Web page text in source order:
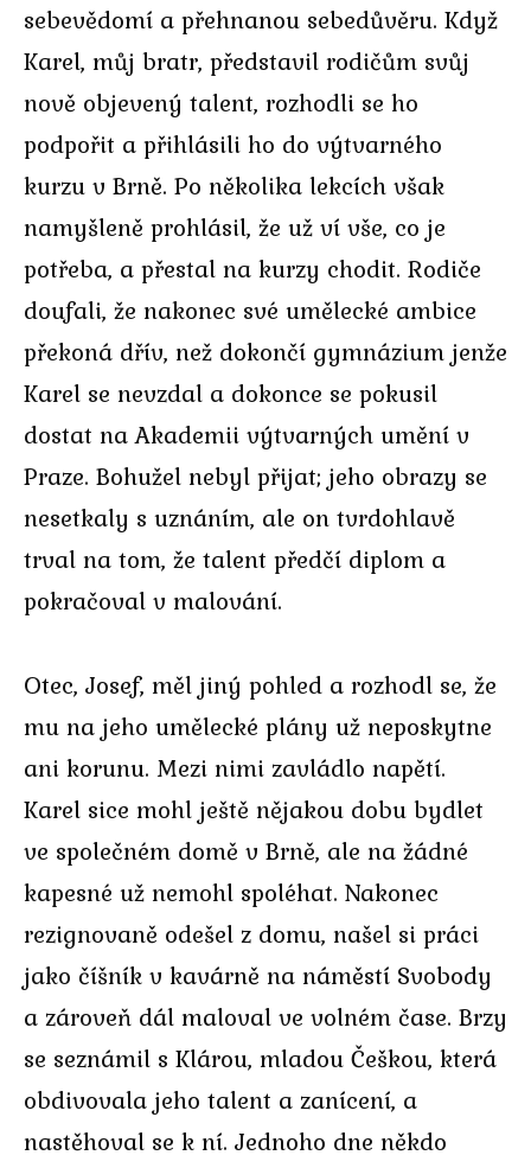
sebevědomí a přehnanou sebedůvěru. Když
Karel, můj bratr, představil rodičům svůj
nově objevený talent, rozhodli se ho
podpořit a přihlásili ho do výtvarného
kurzu v Brně. Po několika lekcích však
namyšleně prohlásil, že už ví vše, co je
potřeba, a přestal na kurzy chodit. Rodiče
doufali, že nakonec své umělecké ambice
překoná dřív, než dokončí gymnázium jenže
Karel se nevzdal a dokonce se pokusil
dostat na Akademii výtvarných umění v
Praze. Bohužel nebyl přijat; jeho obrazy se
nesetkaly s uznáním, ale on tvrdohlavě
trval na tom, že talent předčí diplom a
pokračoval v malování.
Otec, Josef, měl jiný pohled a rozhodl se, že
mu na jeho umělecké plány už neposkytne
ani korunu. Mezi nimi zavládlo napětí.
Karel sice mohl ještě nějakou dobu bydlet
ve společném domě v Brně, ale na žádné
kapesné už nemohl spoléhat. Nakonec
rezignovaně odešel z domu, našel si práci
jako číšník v kavárně na náměstí Svobody
a zároveň dál maloval ve volném čase. Brzy
se seznámil s Klárou, mladou Češkou, která
obdivovala jeho talent a zanícení, a
nastěhoval se k ní. Jednoho dne někdo